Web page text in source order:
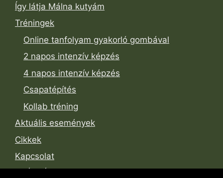
Így látja Málna kutyám
Tréningek
Online tanfolyam gyakorló gombával
2 napos intenzív képzés
4 napos intenzív képzés
Csapatépítés
Kollab tréning
Aktuális események
Cikkek
Kapcsolat